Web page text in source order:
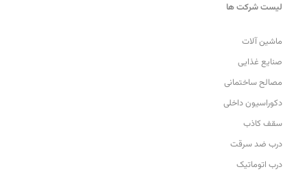
لیست شرکت ها
ماشین آلات
صنایع غذایی
مصالح ساختمانی
دکوراسیون داخلی
سقف کاذب
درب ضد سرقت
درب اتوماتیک